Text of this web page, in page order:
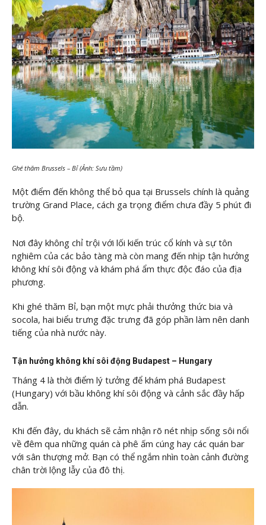
Ghé thăm Brussels – Bỉ (Ảnh: Sưu tầm)
Một điểm đến không thể bỏ qua tại Brussels chính là quảng
trường Grand Place, cách ga trọng điểm chưa đầy 5 phút đi
bộ.
Nơi đây không chỉ trội với lối kiến trúc cổ kính và sự tôn
nghiêm của các bảo tàng mà còn mang đến nhịp tận hưởng
không khí sôi động và khám phá ẩm thực độc đáo của địa
phương.
Khi ghé thăm Bỉ, bạn một mực phải thưởng thức bia và
socola, hai biểu trưng đặc trưng đã góp phần làm nên danh
tiếng của nhà nước này.
Tận hưởng không khí sôi động Budapest – Hungary
Tháng 4 là thời điểm lý tưởng để khám phá Budapest
(Hungary) với bầu không khí sôi động và cảnh sắc đầy hấp
dẫn.
Khi đến đây, du khách sẽ cảm nhận rõ nét nhịp sống sôi nổi
về đêm qua những quán cà phê ấm cúng hay các quán bar
với sân thượng mở. Bạn có thể ngắm nhìn toàn cảnh đường
chân trời lộng lẫy của đô thị.